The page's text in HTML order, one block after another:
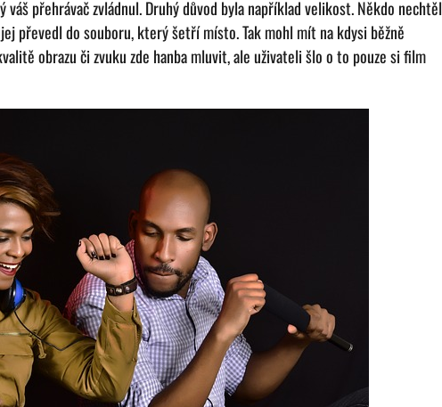
přehrávač zvládnul. Druhý důvod byla například velikost. Někdo nechtěl
převedl do souboru, který šetří místo. Tak mohl mít na kdysi běžně
obrazu či zvuku zde hanba mluvit, ale uživateli šlo o to pouze si film